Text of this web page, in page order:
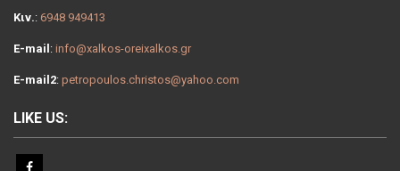
Κιν.: 6948 949413
E-mail: info@xalkos-oreixalkos.gr
E-mail2: petropoulos.christos@yahoo.com
LIKE US: